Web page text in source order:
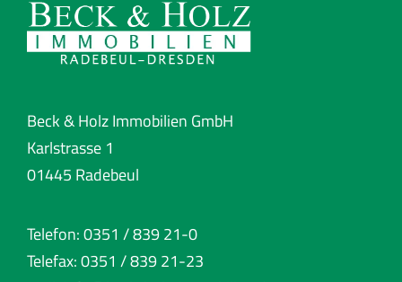
Beck & Holz Immobilien GmbH
Karlstrasse 1
01445 Radebeul
Telefon: 0351 / 839 21-0
Telefax: 0351 / 839 21-23